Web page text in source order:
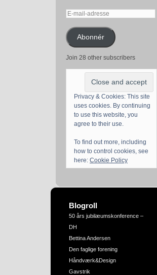
E-
adresseAbonnér
Join 28 other subscribers
Privacy & Cookies: This site
uses cookies. By continuing
to use this website, you
agree to their use.
To find out more, including
how to control cookies, see
here: Cookie Policy
Blogroll
50 års jubilæumskonference –
DH
Bettina Andersen
Den faglige forening
Håndværk&Design
Gavstrik